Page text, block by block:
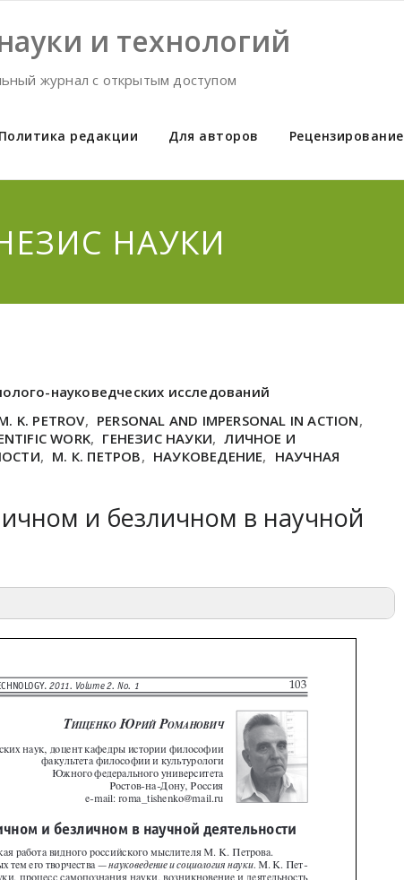
и технологий
журнал с открытым доступом
Политика редакции Для авторов Рецензирование
НАУКИ
науковедческих исследований
K. PETROV, PERSONAL AND IMPERSONAL IN ACTION,
WORK, ГЕНЕЗИС НАУКИ, ЛИЧНОЕ И
, М. К. ПЕТРОВ, НАУКОВЕДЕНИЕ, НАУЧНАЯ
и безличном в научной